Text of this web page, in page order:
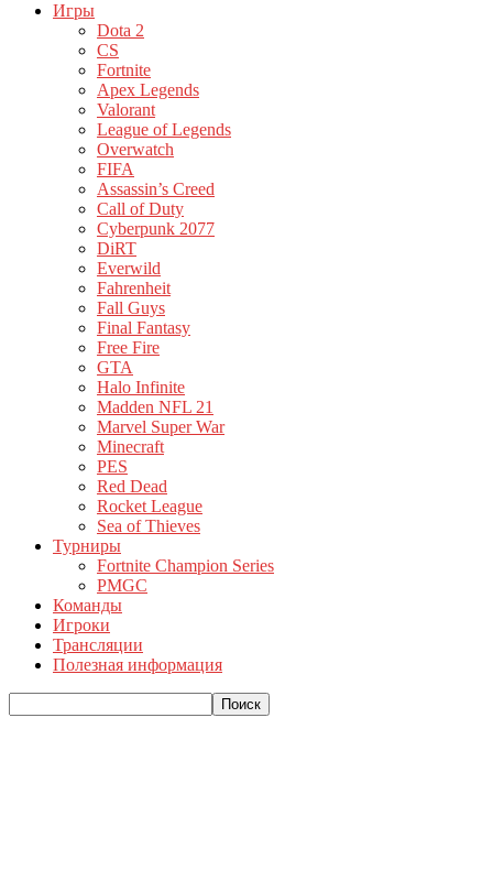
Игры
Dota 2
CS
Fortnite
Apex Legends
Valorant
League of Legends
Overwatch
FIFA
Assassin’s Creed
Call of Duty
Cyberpunk 2077
DiRT
Everwild
Fahrenheit
Fall Guys
Final Fantasy
Free Fire
GTA
Halo Infinite
Madden NFL 21
Marvel Super War
Minecraft
PES
Red Dead
Rocket League
Sea of Thieves
Турниры
Fortnite Champion Series
PMGC
Команды
Игроки
Трансляции
Полезная информация